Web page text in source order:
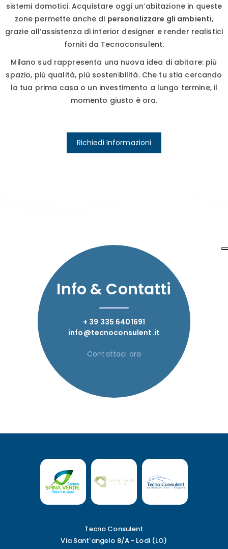
sistemi domotici. Acquistare oggi un’abitazione in queste
zone permette anche di personalizzare gli ambienti,
grazie all’assistenza di interior designer e render realistici
forniti da Tecnoconsulent.
Milano sud rappresenta una nuova idea di abitare: più
spazio, più qualità, più sostenibilità. Che tu stia cercando
la tua prima casa o un investimento a lungo termine, il
momento giusto è ora.
Richiedi Informazioni
Info & Contatti
+ 39 335 6401691
info@tecnoconsulent.it
Contattaci ora
Tecno Consulent
Via Sant'angelo 8/A - Lodi (LO)